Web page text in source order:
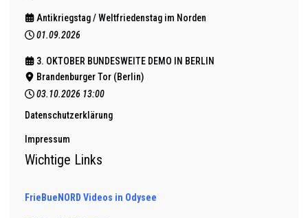
Antikriegstag / Weltfriedenstag im Norden
01.09.2026
3. OKTOBER BUNDESWEITE DEMO IN BERLIN
Brandenburger Tor (Berlin)
03.10.2026 13:00
Datenschutzerklärung
Impressum
Wichtige Links
FrieBueNORD Videos in Odysee